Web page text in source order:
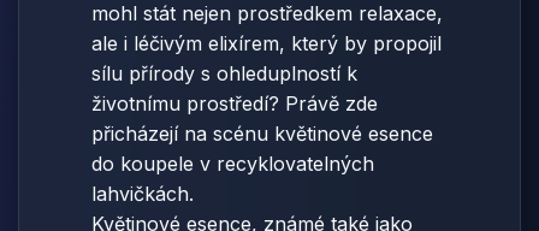
mohl stát nejen prostředkem relaxace,
ale i léčivým elixírem, který by propojil
sílu přírody s ohleduplností k
životnímu prostředí? Právě zde
přicházejí na scénu květinové esence
do koupele v recyklovatelných
lahvičkách.
Květinové esence, známé také jako